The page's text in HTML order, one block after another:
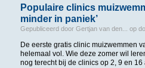
Populaire clinics
minder in paniek’
Gepubliceerd door Gertjan van den... op
De eerste gratis clinic muizwemmen
helemaal vol. Wie deze zomer wil
nog terecht bij de clinics op 2, 9 en 16